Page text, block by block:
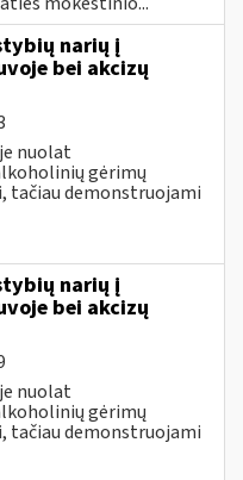
narių į
bei akcizų
nuolat
gėrimų
tačiau demonstruojami
narių į
bei akcizų
nuolat
gėrimų
tačiau demonstruojami